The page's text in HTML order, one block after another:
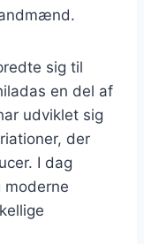
sig til
en del af
udviklet sig
der
I dag